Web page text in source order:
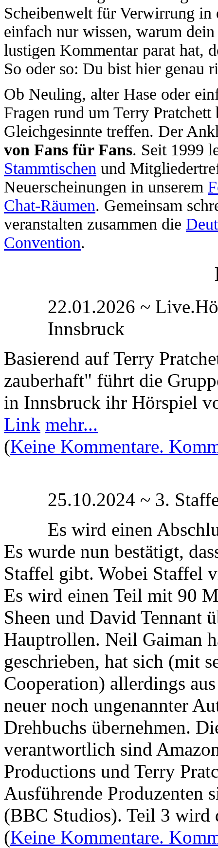
Scheibenwelt für Verwirrung in
einfach nur wissen, warum
lustigen Kommentar parat hat,
So oder so: Du bist hier genau
Ob Neuling, alter Hase oder
Fragen rund um Terry
Gleichgesinnte treffen. Der
von Fans für Fans. Seit 1999
Stammtischen und
Neuerscheinungen in unserem
Chat-Räumen. Gemeinsam
veranstalten zusammen die
Convention.
22.01.2026 ~
Innsbruck
Basierend auf Terry
zauberhaft" führt die
in Innsbruck ihr Hörspiel
Link mehr...
(Keine Kommentare.
25.10.2024 ~ 3.
Es wird einen
Es wurde nun bestätigt,
Staffel gibt. Wobei Staffel
Es wird einen Teil mit 90
Sheen und David Tennant
Hauptrollen. Neil Gaiman
geschrieben, hat sich (mit
Cooperation) allerdings
neuer noch ungenannter
Drehbuchs übernehmen.
verantwortlich sind
Productions und Terry
Ausführende Produzenten
(BBC Studios). Teil 3 wird
(Keine Kommentare.